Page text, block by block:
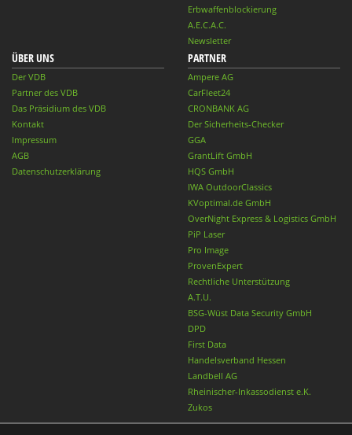
Erbwaffenblockierung
A.E.C.A.C.
Newsletter
ÜBER UNS
Der VDB
Partner des VDB
Das Präsidium des VDB
Kontakt
Impressum
AGB
Datenschutzerklärung
PARTNER
Ampere AG
CarFleet24
CRONBANK AG
Der Sicherheits-Checker
GGA
GrantLift GmbH
HQS GmbH
IWA OutdoorClassics
KVoptimal.de GmbH
OverNight Express & Logistics GmbH
PiP Laser
Pro Image
ProvenExpert
Rechtliche Unterstützung
A.T.U.
BSG-Wüst Data Security GmbH
DPD
First Data
Handelsverband Hessen
Landbell AG
Rheinischer-Inkassodienst e.K.
Zukos